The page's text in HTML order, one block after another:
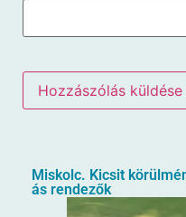
Miskolc. Kicsit
ás rendezők